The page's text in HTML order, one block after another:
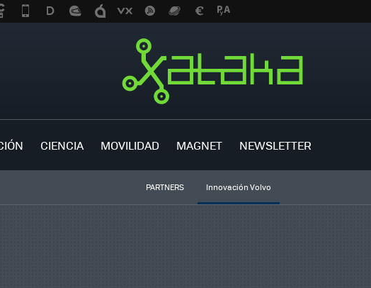
CIENCIA MOVILIDAD MAGNET NEWSLETTER
PARTNERS Innovación Volvo